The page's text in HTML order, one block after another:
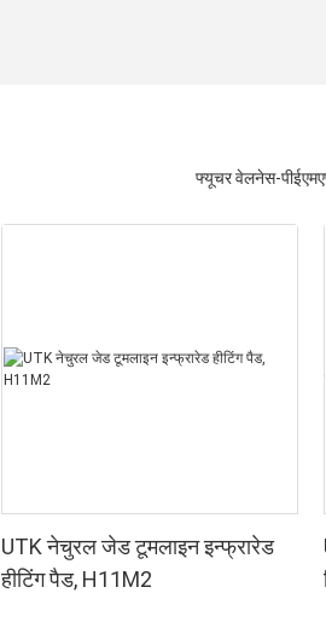
फ्यूचर वेलनेस-
UTK नेचुरल जेड टूमलाइन इन्फ्रारेड
हीटिंग पैड, H11M2